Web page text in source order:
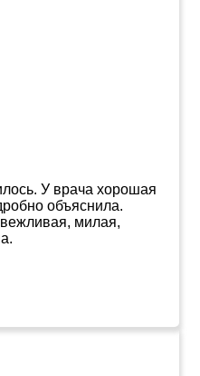
У врача хорошая
объяснила.
милая,